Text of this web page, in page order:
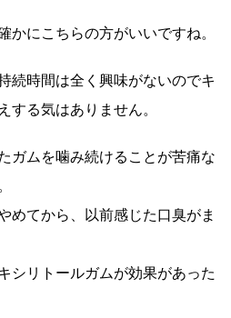
かにこちらの方がいいですね。
続時間は全く興味がないのでキ
する気はありません。
ガムを噛み続けることが苦痛な
めてから、以前感じた口臭がま
シリトールガムが効果があった